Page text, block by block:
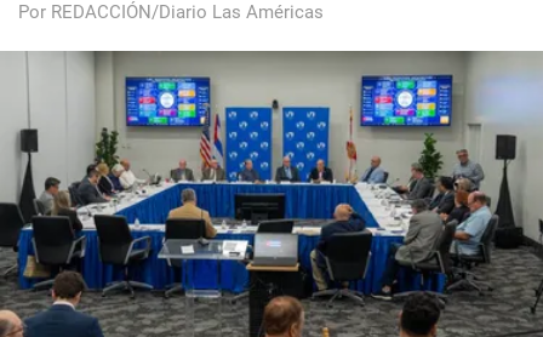
Por REDACCIÓN/Diario Las Américas